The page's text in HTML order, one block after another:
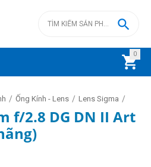
0


/ Ống Kính - Lens / Lens Sigma /
f/2.8 DG DN II Art